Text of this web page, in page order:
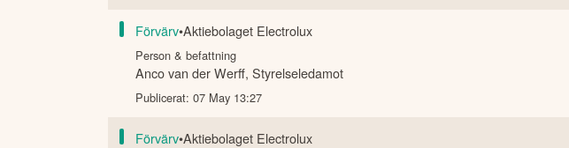
Förvärv•Aktiebolaget Electrolux
Person & befattning
Anco van der Werff, Styrelseledamot
Publicerat: 07 May 13:27
Förvärv•Aktiebolaget Electrolux